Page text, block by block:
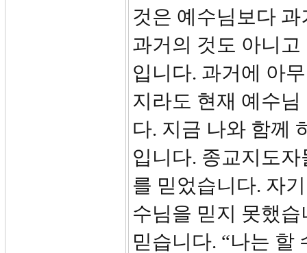
것은 예수님보다
과거의 것도 아니
입니다. 과거에 아
지라도 현재 예수
다. 지금 나와 함께
입니다. 종교지도
를 믿었습니다. 자
수님을 믿지 못했
믿습니다. “나는 할